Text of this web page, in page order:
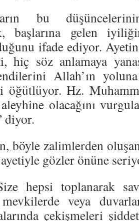
bu
başlarına gelen
ifade ediyor.
söz anlamaya
Allah’ın
öğütlüyor. Hz.
olacağını
diyor.
böyle zalimlerden
ayetiyle gözler önüne
hepsi toplanarak
veya
çekişmeleri